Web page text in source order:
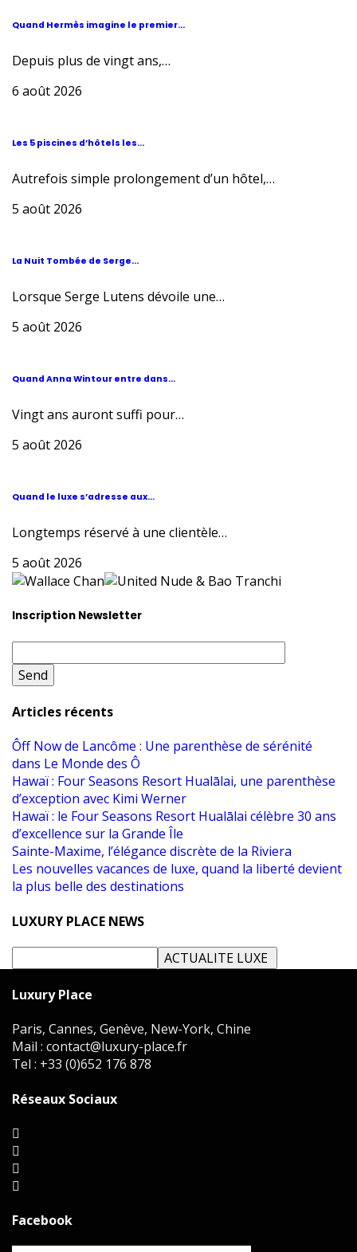
Quand Hermès imagine le premier...
Depuis plus de vingt ans,…
6 août 2026
Les 5 piscines d’hôtels les...
Autrefois simple prolongement d’un hôtel,…
5 août 2026
La Nuit Tombée de Serge...
Lorsque Serge Lutens dévoile une…
5 août 2026
Quand Anna Wintour entre dans...
Vingt ans auront suffi pour…
5 août 2026
Quand le luxe s’adresse aux...
Longtemps réservé à une clientèle…
5 août 2026
Inscription Newsletter
Articles récents
Ôff Now de Lancôme : Une parenthèse de sérénité
dans Le Monde des Ô
Hawaï : Four Seasons Resort Hualālai, une parenthèse
d’exception avec Kimi Werner
Hawaï : le Four Seasons Resort Hualālai célèbre 30 ans
d’excellence sur la Grande Île
Sainte-Maxime, l’élégance discrète de la Riviera
Les nouvelles vacances de luxe, quand la liberté devient
la plus belle des destinations
LUXURY PLACE NEWS
Luxury Place
Paris, Cannes, Genève, New-York, Chine
Mail : contact@luxury-place.fr
Tel : +33 (0)652 176 878
Réseaux Sociaux
Facebook